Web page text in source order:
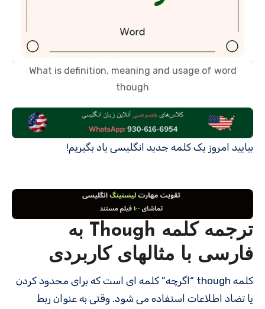
What is definition, meaning and usage of word
though
بیایید امروز یک کلمه جدید انگلیسی یاد بگیریم!
ترجمه کلمه Though به
فارسی با مثالهای کاربردی
کلمه though “اگرچه” کلمه ای است که برای محدود کردن
یا تضاد اطلاعات استفاده می شود. وقتی به عنوان ربط